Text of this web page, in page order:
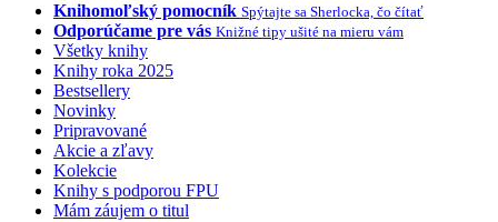
Knihomoľský pomocník Spýtajte sa Sherlocka, čo čítať
Odporúčame pre vás Knižné tipy ušité na mieru vám
Všetky knihy
Knihy roka 2025
Bestsellery
Novinky
Pripravované
Akcie a zľavy
Kolekcie
Knihy s podporou FPU
Mám záujem o titul